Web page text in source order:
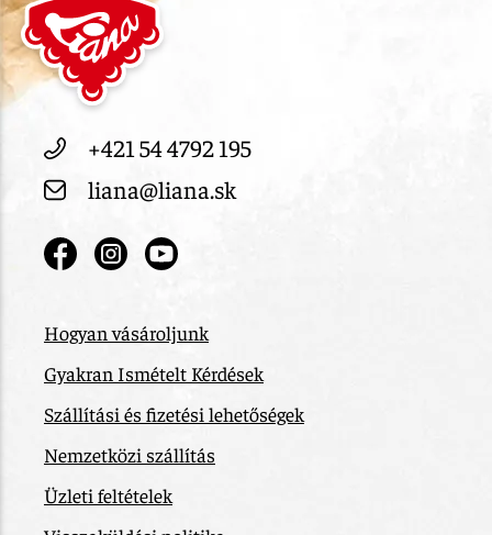
+421 54 4792 195
liana@liana.sk
Hogyan vásároljunk
Gyakran Ismételt Kérdések
Szállítási és fizetési lehetőségek
Nemzetközi szállítás
Üzleti feltételek